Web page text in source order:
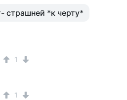
страшней *к черту*
1
1